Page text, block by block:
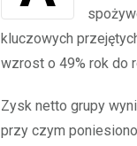
kluczowych
wzrost o 49% rok do
Zysk netto grupy
przy czym